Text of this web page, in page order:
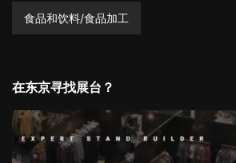
食品和饮料/食品加工
在东京寻找展台？